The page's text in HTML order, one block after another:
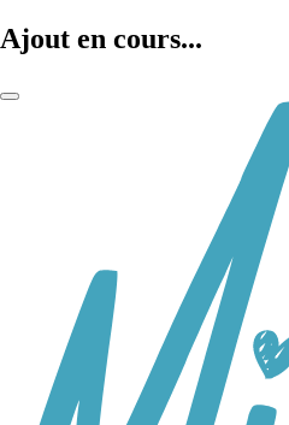
Ajout en cours...